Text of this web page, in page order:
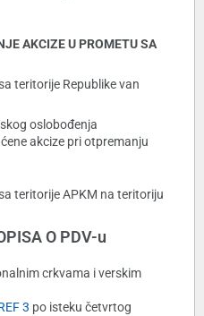
AKCIZE U PROMETU SA
teritorije Republike van
oslobođenja
akcize pri otpremanju
teritorije APKM na teritoriju
O PDV-u
crkvama i verskim
3 po isteku četvrtog